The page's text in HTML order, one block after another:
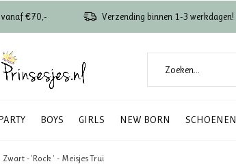
BOYS GIRLS NEW BORN SCHOENEN
vanaf €70,- Verzending binnen 1-3 werkdagen!
Zwart - 'Rock ' - Meisjes Trui